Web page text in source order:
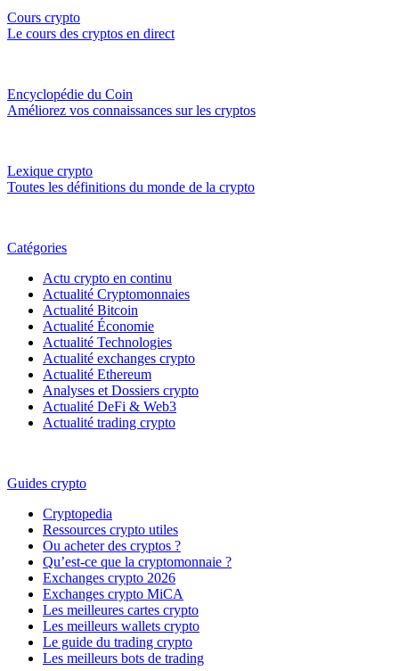
Cours crypto
Le cours des cryptos en direct
Encyclopédie du Coin
Améliorez vos connaissances sur les cryptos
Lexique crypto
Toutes les définitions du monde de la crypto
Catégories
Actu crypto en continu
Actualité Cryptomonnaies
Actualité Bitcoin
Actualité Économie
Actualité Technologies
Actualité exchanges crypto
Actualité Ethereum
Analyses et Dossiers crypto
Actualité DeFi & Web3
Actualité trading crypto
Guides crypto
Cryptopedia
Ressources crypto utiles
Ou acheter des cryptos ?
Qu’est-ce que la cryptomonnaie ?
Exchanges crypto 2026
Exchanges crypto MiCA
Les meilleures cartes crypto
Les meilleurs wallets crypto
Le guide du trading crypto
Les meilleurs bots de trading